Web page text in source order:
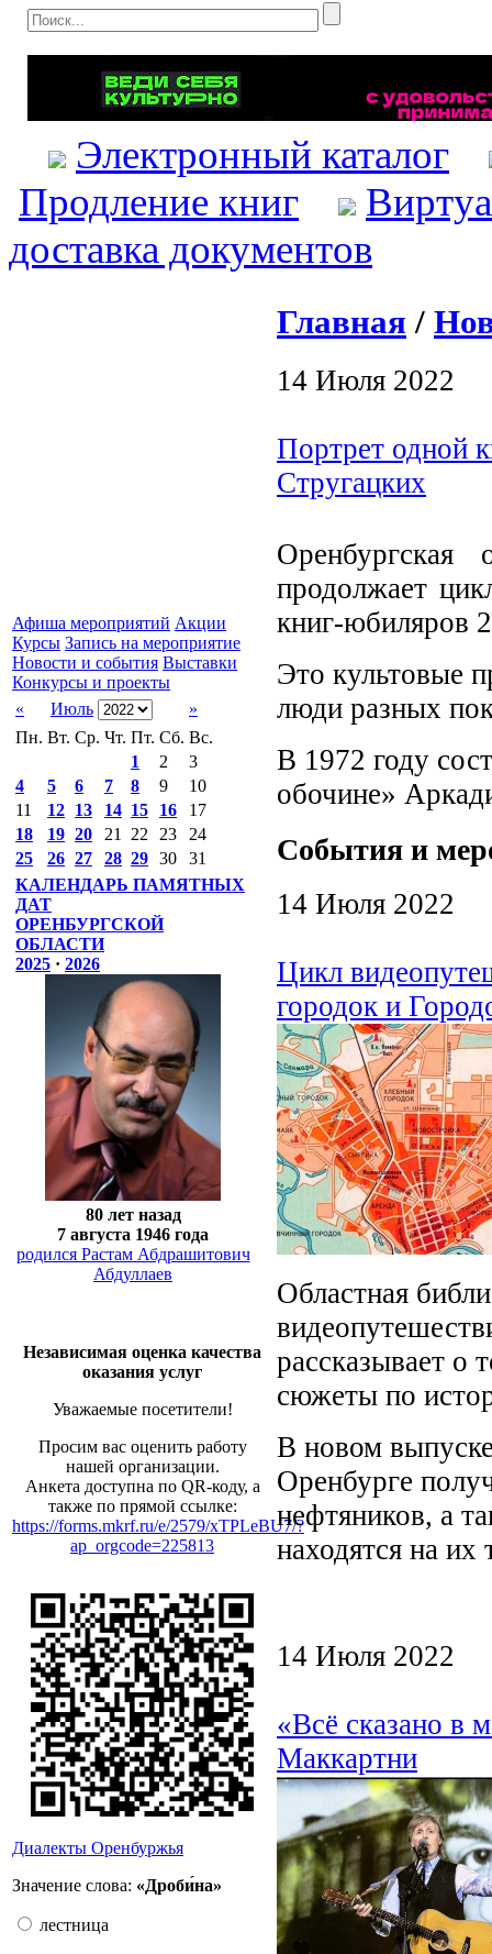
Электронный каталог
Продление книг
доставка документов
Афиша мероприятий Акции
Курсы Запись на мероприятие
Новости и события Выставки
Конкурсы и проекты
«
Июль
»
Пн. Вт. Ср. Чт. Пт. Сб. Вс.
1
2
3
4
5 6 7 8 9
10
11
12 13 14 15 16
17
18
19 20 21 22 23
24
25
26 27 28 29 30
31
КАЛЕНДАРЬ ПАМЯТНЫХ
ДАТ
ОРЕНБУРГСКОЙ
ОБЛАСТИ
2025 · 2026
80 лет назад
7 августа 1946 года
родился Растам Абдрашитович
Абдуллаев
Независимая оценка качества
оказания услуг
Уважаемые посетители!
Просим вас оценить работу
нашей организации.
Анкета доступна по QR-коду, а
также по прямой ссылке:
https://forms.mkrf.ru/e/2579/xTPLeBU7/?
ap_orgcode=225813
Диалекты Оренбуржья
Значение слова: «Дроби́на»
лестница
Главная /
14 Июля 2022
Портрет одной
Стругацких
продолжает
книг-юбиляров
Это культовые
люди разных
В 1972 году
обочине»
События и
14 Июля 2022
Цикл
городок и
Областная
рассказывает о
сюжеты по
В новом
Оренбурге
нефтяников, а
находятся на их
14 Июля 2022
«Всё сказано в
Маккартни